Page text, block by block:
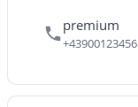
premium
+43900123456